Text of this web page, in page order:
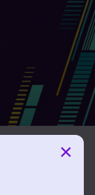
ti permette di
×